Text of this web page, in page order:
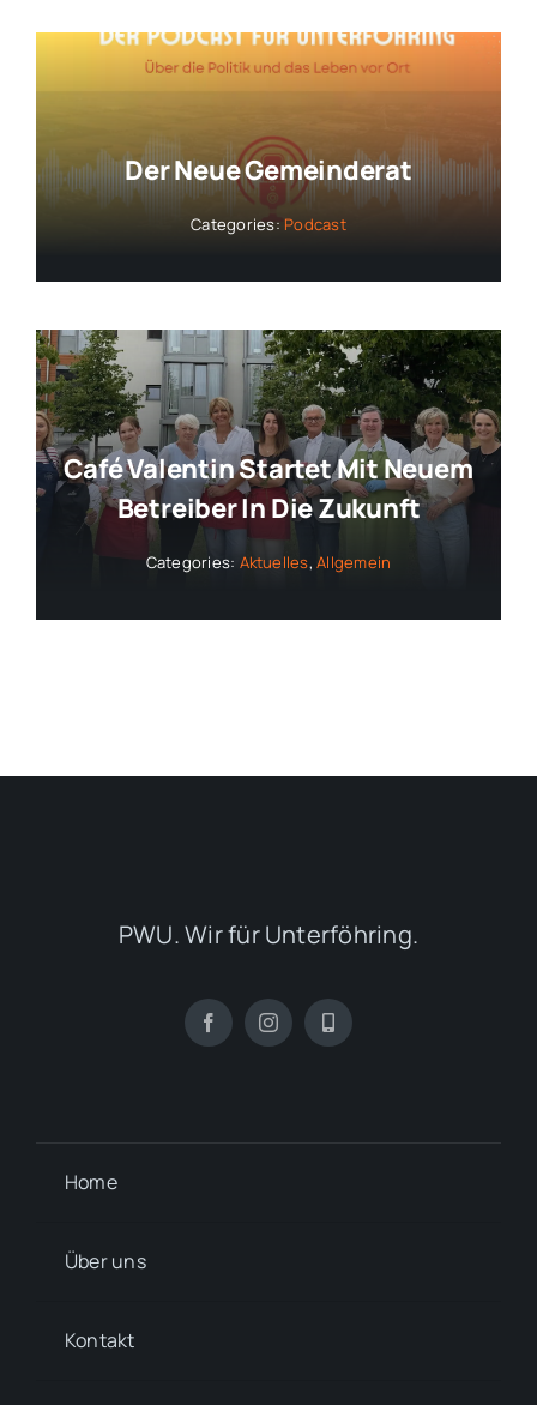
Der Neue Gemeinderat
Categories: Podcast
Café Valentin Startet Mit Neuem
Betreiber In Die Zukunft
Categories: Aktuelles,Allgemein
PWU. Wir für Unterföhring.
Home
Über uns
Kontakt